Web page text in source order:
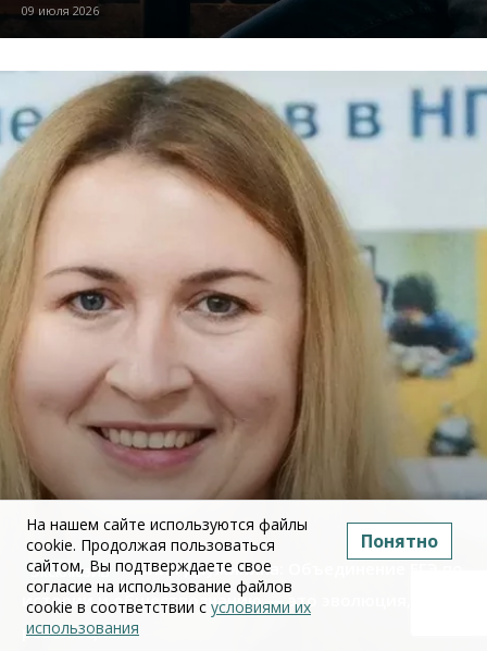
09 июля 2026
Юлия Дружинина: Объединение ЕГЭ по
истории и обществознанию — это эволюция, а не
революция
На нашем сайте используются файлы
cookie. Продолжая пользоваться
сайтом, Вы подтверждаете свое
согласие на использование файлов
cookie в соответствии с условиями их
использования
Понятно